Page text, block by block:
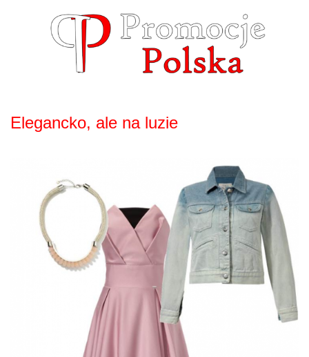
Elegancko, ale na luzie